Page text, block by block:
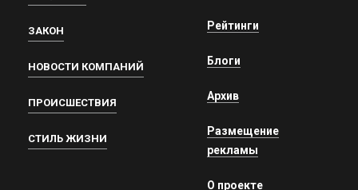
ЗАКОН
НОВОСТИ КОМПАНИЙ
ПРОИСШЕСТВИЯ
СТИЛЬ ЖИЗНИ
Рейтинги
Блоги
Архив
Размещение
рекламы
О проекте